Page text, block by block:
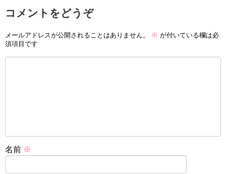
コメントをどうぞ
メールアドレスが公開されることはありません。 ※ が付いている欄は必
須項目です
名前 ※